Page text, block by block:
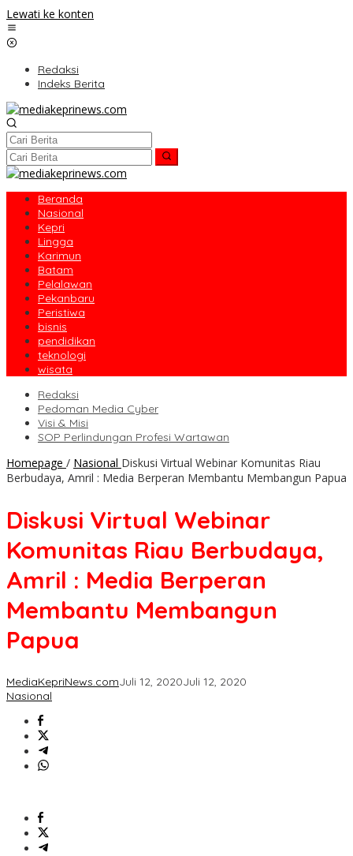
Lewati ke konten
Redaksi
Indeks Berita
Beranda
Nasional
Kepri
Lingga
Karimun
Batam
Pelalawan
Pekanbaru
Peristiwa
bisnis
pendidikan
teknologi
wisata
Redaksi
Pedoman Media Cyber
Visi & Misi
SOP Perlindungan Profesi Wartawan
Homepage / Nasional Diskusi Virtual Webinar Komunitas Riau
Berbudaya, Amril : Media Berperan Membantu Membangun Papua
Diskusi Virtual Webinar
Komunitas Riau Berbudaya,
Amril : Media Berperan
Membantu Membangun
Papua
MediaKepriNews.comJuli 12, 2020Juli 12, 2020
Nasional